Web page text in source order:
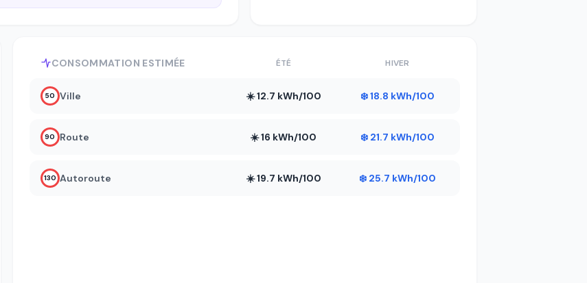
CONSOMMATION ESTIMÉE ÉTÉ HIVER
50 Ville ☀️ 12.7 kWh/100 ❄️ 18.8 kWh/100
90 Route ☀️ 16 kWh/100 ❄️ 21.7 kWh/100
130 Autoroute ☀️ 19.7 kWh/100 ❄️ 25.7 kWh/100